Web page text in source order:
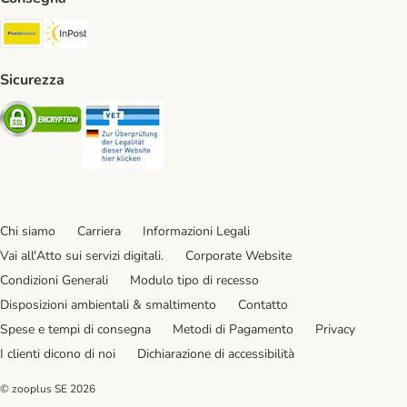
Poste Italiane. Shipping Method
Sicurezza
Security
Chi siamo Carriera
Informazioni Legali
Vai all'Atto sui servizi digitali.
Corporate Website
Condizioni Generali
Modulo tipo di recesso
Disposizioni ambientali & smaltimento
Contatto
Spese e tempi di consegna
Metodi di Pagamento
Privacy
I clienti dicono di noi
Dichiarazione di accessibilità
© zooplus SE 2026